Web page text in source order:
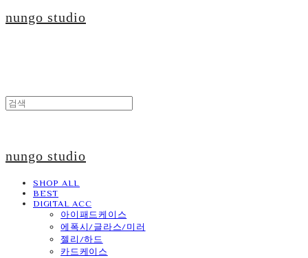
nungo studio
nungo studio
SHOP ALL
BEST
DIGITAL ACC
아이패드케이스
에폭시/글라스/미러
젤리/하드
카드케이스